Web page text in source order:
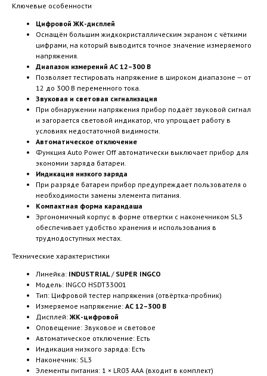
Ключевые особенности
Цифровой ЖК-дисплей
Оснащён большим жидкокристаллическим экраном с чёткими
цифрами, на который выводится точное значение измеряемого
напряжения.
Диапазон измерений AC 12–300 В
Позволяет тестировать напряжение в широком диапазоне — от
12 до 300 В переменного тока.
Звуковая и световая сигнализация
При обнаружении напряжения прибор подаёт звуковой сигнал
и загорается световой индикатор, что упрощает работу в
условиях недостаточной видимости.
Автоматическое отключение
Функция Auto Power Off автоматически выключает прибор для
экономии заряда батареи.
Индикация низкого заряда
При разряде батареи прибор предупреждает пользователя о
необходимости замены элемента питания.
Компактная форма карандаша
Эргономичный корпус в форме отвертки с наконечником SL3
обеспечивает удобство хранения и использования в
труднодоступных местах.
Технические характеристики
Линейка: INDUSTRIAL/ SUPER INGCO
Модель: INGCO HSDT33001
Тип: Цифровой тестер напряжения (отвёртка-пробник)
Измеряемое напряжение: AC 12–300 В
Дисплей: ЖК-цифровой
Оповещение: Звуковое и световое
Автоматическое отключение: Есть
Индикация низкого заряда: Есть
Наконечник: SL3
Элементы питания: 1 × LR03 AAA (входит в комплект)